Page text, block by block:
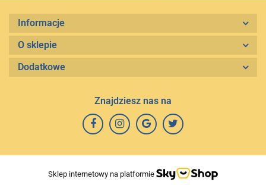
Informacje
O sklepie
Dodatkowe
Znajdziesz nas na
Sklep internetowy na platformie